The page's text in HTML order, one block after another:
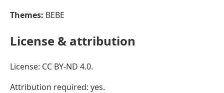
Themes: BEBE
License & attribution
License: CC BY-ND 4.0.
Attribution required: yes.